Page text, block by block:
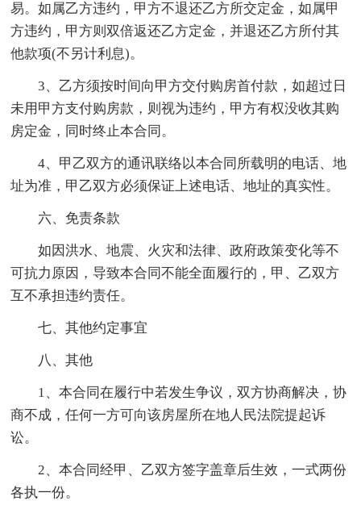
易。如属乙方违约，甲方不退还乙方所交定金，如属甲
方违约，甲方则双倍返还乙方定金，并退还乙方所付其
他款项(不另计利息)。
3、乙方须按时间向甲方交付购房首付款，如超过日
未用甲方支付购房款，则视为违约，甲方有权没收其购
房定金，同时终止本合同。
4、甲乙双方的通讯联络以本合同所载明的电话、地
址为准，甲乙双方必须保证上述电话、地址的真实性。
六、免责条款
如因洪水、地震、火灾和法律、政府政策变化等不
可抗力原因，导致本合同不能全面履行的，甲、乙双方
互不承担违约责任。
七、其他约定事宜
八、其他
1、本合同在履行中若发生争议，双方协商解决，协
商不成，任何一方可向该房屋所在地人民法院提起诉
讼。
2、本合同经甲、乙双方签字盖章后生效，一式两份
各执一份。